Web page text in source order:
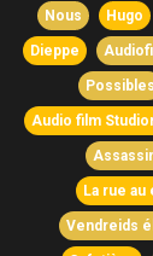
Nous Hugo
Dieppe
Possibles
Audio film
La rue au
Vendreids